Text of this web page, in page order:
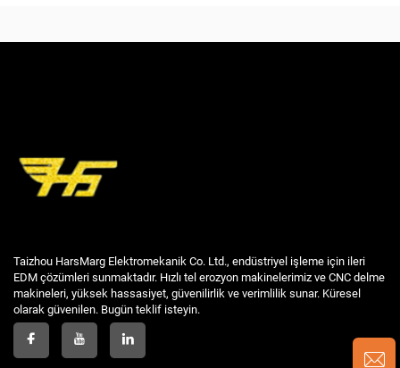
Taizhou HarsMarg Elektromekanik Co. Ltd., endüstriyel işleme için ileri
EDM çözümleri sunmaktadır. Hızlı tel erozyon makinelerimiz ve CNC delme
makineleri, yüksek hassasiyet, güvenilirlik ve verimlilik sunar. Küresel
olarak güvenilen. Bugün teklif isteyin.